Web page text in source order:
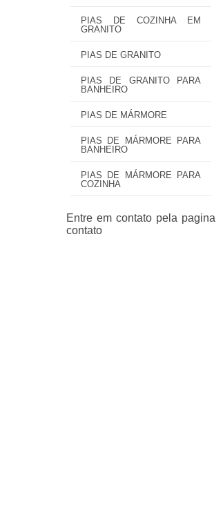
PIAS DE COZINHA EM
GRANITO
PIAS DE GRANITO
PIAS DE GRANITO PARA
BANHEIRO
PIAS DE MÁRMORE
PIAS DE MÁRMORE PARA
BANHEIRO
PIAS DE MÁRMORE PARA
COZINHA